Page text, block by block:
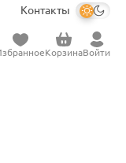
Контакты
КорзинаВойти